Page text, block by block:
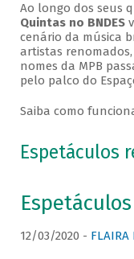
Ao longo dos seus
Quintas no BNDES
cenário da música
artistas
nomes da MPB
pelo palco do
Saiba como
Espetáculos
12/03/2020 - FLAIRA